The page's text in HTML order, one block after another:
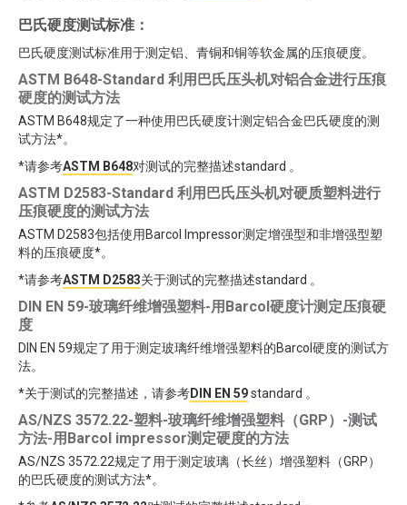
巴氏硬度测试标准：
巴氏硬度测试标准用于测定铝、青铜和铜等软金属的压痕硬度。
ASTM B648-Standard 利用巴氏压头机对铝合金进行压痕
硬度的测试方法
ASTM B648规定了一种使用巴氏硬度计测定铝合金巴氏硬度的测
试方法*。
*请参考ASTM B648对测试的完整描述standard 。
ASTM D2583-Standard 利用巴氏压头机对硬质塑料进行
压痕硬度的测试方法
ASTM D2583包括使用Barcol Impressor测定增强型和非增强型塑
料的压痕硬度*。
*请参考ASTM D2583关于测试的完整描述standard 。
DIN EN 59-玻璃纤维增强塑料-用Barcol硬度计测定压痕硬
度
DIN EN 59规定了用于测定玻璃纤维增强塑料的Barcol硬度的测试方
法。
*关于测试的完整描述，请参考DIN EN 59standard 。
AS/NZS 3572.22-塑料-玻璃纤维增强塑料（GRP）-测试
方法-用Barcol impressor测定硬度的方法
AS/NZS 3572.22规定了用于测定玻璃（长丝）增强塑料（GRP）
的巴氏硬度的测试方法*。